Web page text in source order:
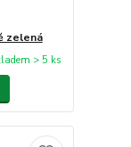
zelená
> 5 ks